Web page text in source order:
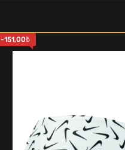
-151,00₺